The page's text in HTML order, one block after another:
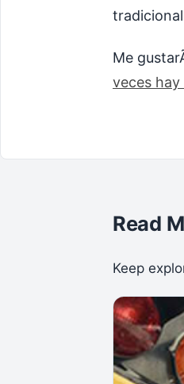
Me
veces
Read
Keep